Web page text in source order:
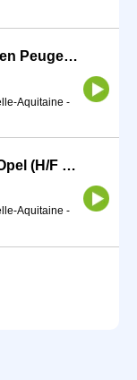
Mécanicien APV au Service entretien Peugeot Citroën Opel (H/F Ma (H/F)
Aquitaine -
Mécanicien APV Peugeot Citroën Opel (H/F MARANS) (H/F)
Aquitaine -